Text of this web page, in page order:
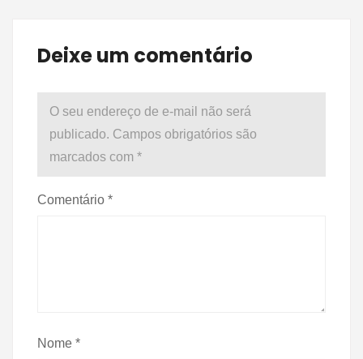
Deixe um comentário
O seu endereço de e-mail não será
publicado. Campos obrigatórios são
marcados com *
Comentário *
Nome *